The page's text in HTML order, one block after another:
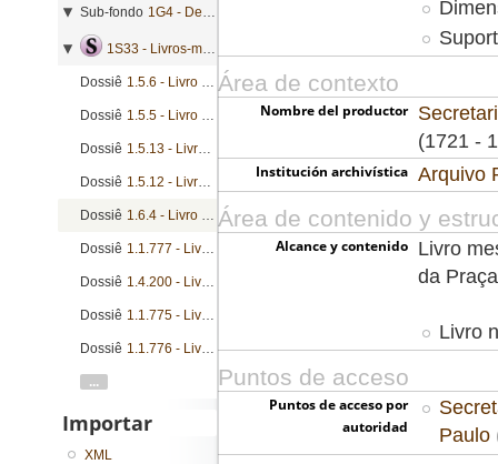
Área de contexto
Nombre del productor
(1721 -
Institución archivística Arquivo
Área de contenido y
Alcance y contenido
Livro
da
Livro
Puntos de acceso
Puntos de acceso por
autoridad
Paulo
Sub-fondo 1G4 - Defesa
1S33 - Livros-mestre de regimentos
Dossiê 1.5.6 - Livro mestre de regimento
Dossiê 1.5.5 - Livro mestre de regimento
Dossiê 1.5.13 - Livro mestre de regimento
Dossiê 1.5.12 - Livro mestre de regimento
Dossiê 1.6.4 - Livro mestre de regimento
Dossiê 1.1.777 - Livro mestre de regimento
Dossiê 1.4.200 - Livro mestre de regimento
Dossiê 1.1.775 - Livro mestre de regimento
Dossiê 1.1.776 - Livro mestre de regimento
...
Importar
XML